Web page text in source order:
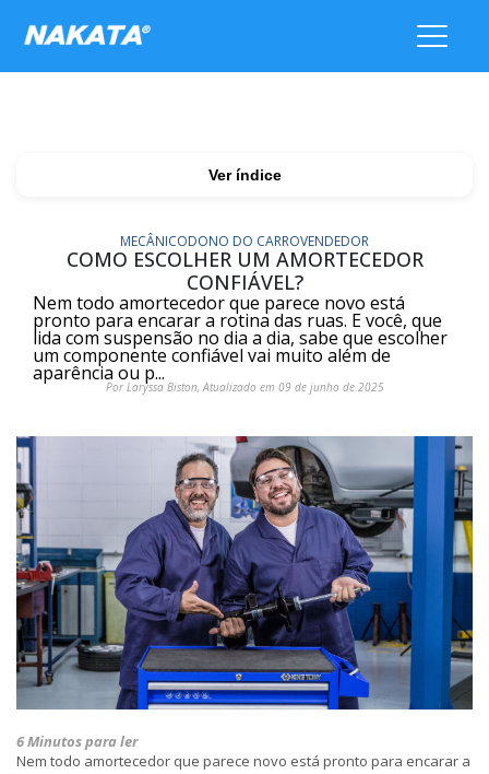
Ver índice
MECÂNICODONO DO CARROVENDEDOR
COMO ESCOLHER UM AMORTECEDOR
CONFIÁVEL?
Nem todo amortecedor que parece novo está
pronto para encarar a rotina das ruas. E você, que
lida com suspensão no dia a dia, sabe que escolher
um componente confiável vai muito além de
aparência ou p...
Por Laryssa Biston, Atualizado em 09 de junho de 2025
6 Minutos para ler
Nem todo amortecedor que parece novo está pronto para encarar a